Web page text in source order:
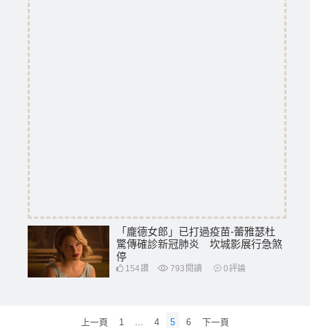
「龐德女郎」已打過疫苗-蕾雅瑟杜
驚傳確診新冠肺炎 坎城影展行急煞
停
154讚 793 閱讀 0評論
上一頁 1 ... 4 5 6 下一頁